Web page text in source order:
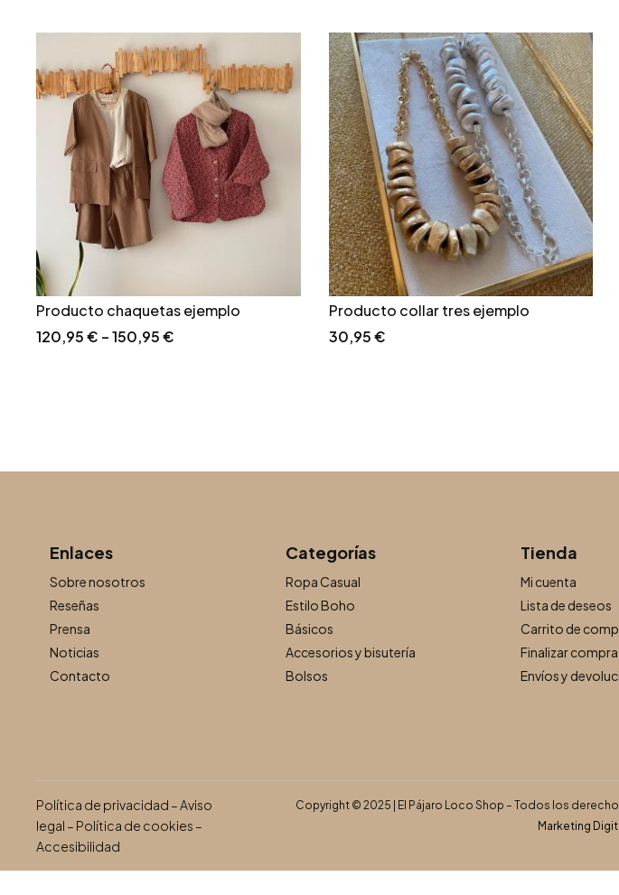
Producto chaquetas ejemplo
120,95€ –150,95€
Producto collar tres ejemplo
30,95€
Enlaces
Sobre nosotros
Reseñas
Prensa
Noticias
Contacto
Categorías
Ropa Casual
Estilo Boho
Básicos
Accesorios y bisutería
Bolsos
Tienda
Mi cuenta
Lista de deseos
Carrito de
Finalizar compra
Envíos y
Política de privacidad –Aviso
legal – Política de cookies –
Accesibilidad
Copyright © 2025 | El Pájaro Loco Shop – Todos los
Marketing